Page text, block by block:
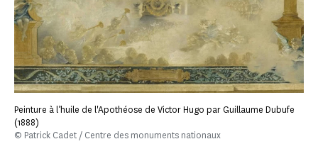
Peinture à l’huile de l'Apothéose de Victor Hugo par Guillaume Dubufe
(1888)
© Patrick Cadet / Centre des monuments nationaux